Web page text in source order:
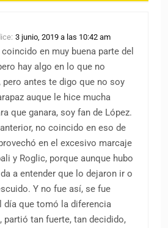
3 junio, 2019 a las 10:42 am
en muy buena parte del
hay algo en lo que no
antes te digo que no soy
auque le hice mucha
que ganara, soy fan de López.
no coincido en eso de
en el excesivo marcaje
y Roglic, porque aunque hubo
a entender que lo dejaron ir o
Y no fue así, se fue
día que tomó la diferencia
partió tan fuerte, tan decidido,